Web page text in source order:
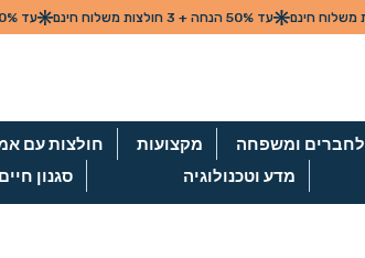
לחברים ומשפחה מקצועות חולצות עם
מדע וטכנולוגיה סגנון